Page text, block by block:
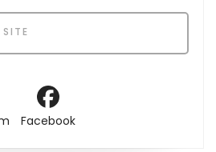
Facebook